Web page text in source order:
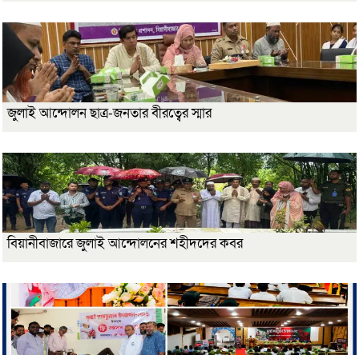
জুলাই আন্দোলন ছাত্র-জনতার বীরত্বের স্মার
বিয়ানীবাজারে জুলাই আন্দোলনের শহীদদের কবর